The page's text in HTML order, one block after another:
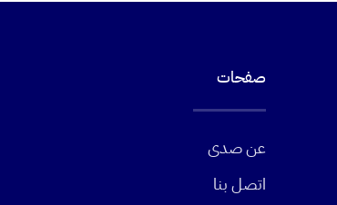
صفحات
عن صدى
اتصل بنا